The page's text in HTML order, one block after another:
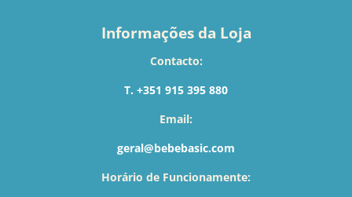
Informações da Loja
Contacto:
T. +351 915 395 880
Email:
geral@bebebasic.com
Horário de Funcionamente: